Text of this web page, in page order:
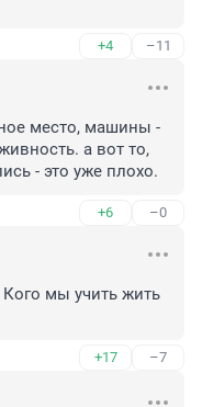
+4 –11
место, машины -
а вот то,
- это уже плохо.
+6 –0
Кого мы учить жить
+17 –7